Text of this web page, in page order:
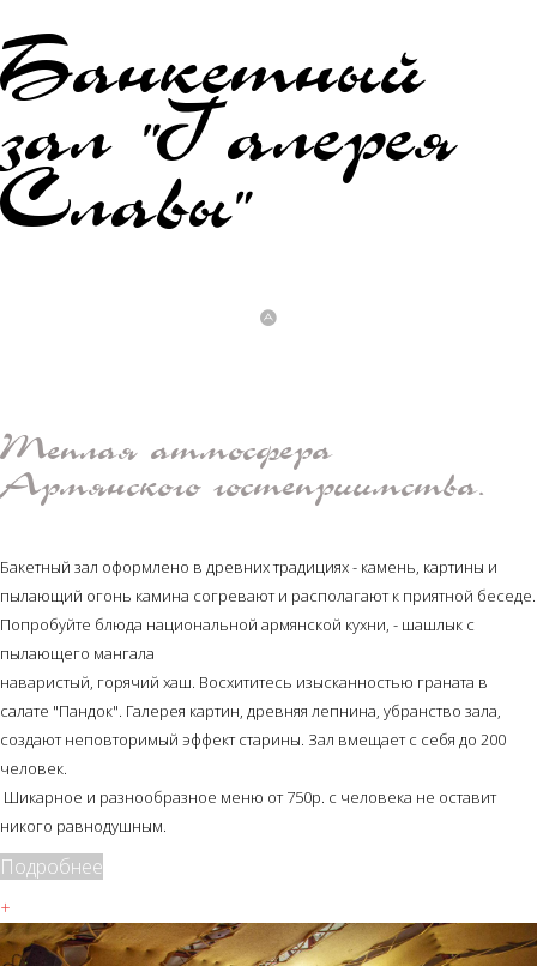
Банкетный
зал "Галерея
Славы"
Теплая атмосфера
Армянского гостеприимства.
Бакетный зал оформлено в древних традициях - камень, картины и
пылающий огонь камина согревают и располагают к приятной беседе.
Попробуйте блюда национальной армянской кухни, - шашлык с
пылающего мангала
наваристый, горячий хаш. Восхититесь изысканностью граната в
салате "Пандок". Галерея картин, древняя лепнина, убранство зала,
создают неповторимый эффект старины. Зал вмещает с себя до 200
человек.
Шикарное и разнообразное меню от 750р. с человека не оставит
никого равнодушным.
Подробнее
+